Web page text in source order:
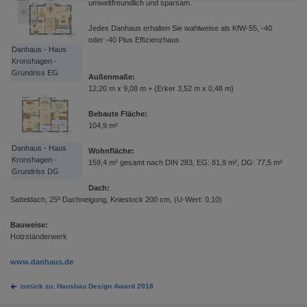
Danhaus - Haus
Kronshagen -
Grundriss EG
Danhaus - Haus
Kronshagen -
Grundriss DG
umweltfreundlich und sparsam.
Jedes Danhaus erhalten Sie wahlweise als KfW-55, -40
oder -40 Plus Effizienzhaus.
Außenmaße:
12,20 m x 9,08 m + (Erker 3,52 m x 0,48 m)
Bebaute Fläche:
104,9 m²
Wohnfläche:
159,4 m² gesamt nach DIN 283, EG: 81,9 m², DG: 77,5 m²
Dach:
Satteldach, 25º Dachneigung, Kniestock 200 cm, (U-Wert: 0,10)
Bauweise:
Holzständerwerk
www.danhaus.de
zurück zu: Hausbau Design Award 2018